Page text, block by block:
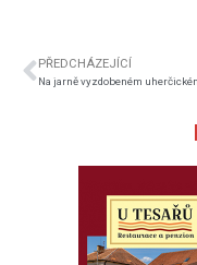
PŘEDCHÁZEJÍCÍ